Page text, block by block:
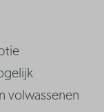
volwassenen